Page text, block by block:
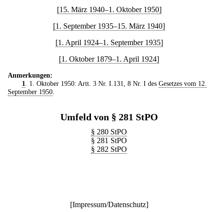
[15. März 1940–1. Oktober 1950]
[1. September 1935–15. März 1940]
[1. April 1924–1. September 1935]
[1. Oktober 1879–1. April 1924]
Anmerkungen:
1
. 1. Oktober 1950: Artt. 3 Nr. I.131, 8 Nr. I des Gesetzes vom 12.
September 1950
Umfeld von § 281 StPO
§ 280 StPO
§ 281 StPO
§ 282 StPO
[Impressum/Datenschutz]